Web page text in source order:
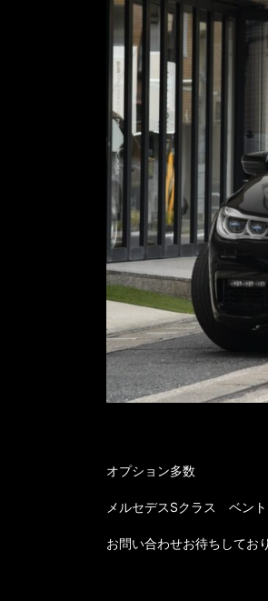
オプション多数
メルセデスSクラス ベン
お問い合わせお待ちしてお